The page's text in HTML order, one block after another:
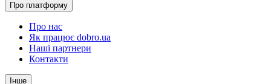
Про платформу
Про нас
Як працює dobro.ua
Наші партнери
Контакти
Інше